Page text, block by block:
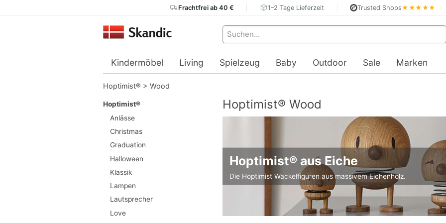
Frachtfrei ab 40 € 1–2 Tage Lieferzeit Trusted Shops★★★★★
Kindermöbel Living Spielzeug Baby Outdoor Sale Marken
Hoptimist® > Wood
Hoptimist®
Anlässe
Christmas
Graduation
Halloween
Klassik
Lampen
Lautsprecher
Love
Hoptimist® Wood
Hoptimist® aus Eiche
Die Hoptimist Wackelfiguren aus massivem Eichenholz.